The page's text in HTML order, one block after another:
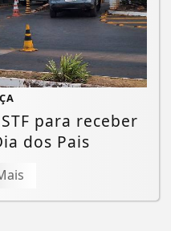
para receber
dos Pais